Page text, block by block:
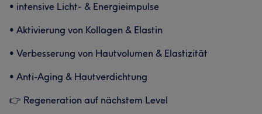
• intensive Licht- & Energieimpulse
• Aktivierung von Kollagen & Elastin
• Verbesserung von Hautvolumen & Elastizität
• Anti-Aging & Hautverdichtung
👉 Regeneration auf nächstem Level